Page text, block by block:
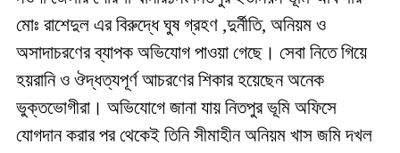
মোঃ রাশেদুল এর বিরুদ্ধে ঘুষ গ্রহণ ,দুর্নীতি, অনিয়ম ও
অসাদাচরণের ব্যাপক অভিযোগ পাওয়া গেছে। সেবা নিতে গিয়ে
হয়রানি ও ঔদ্ধত্যপূর্ণ আচরণের শিকার হয়েছেন অনেক
ভুক্তভোগীরা। অভিযোগে জানা যায় নিতপুর ভূমি অফিসে
যোগদান করার পর থেকেই তিনি সীমাহীন অনিয়ম খাস জমি দখল